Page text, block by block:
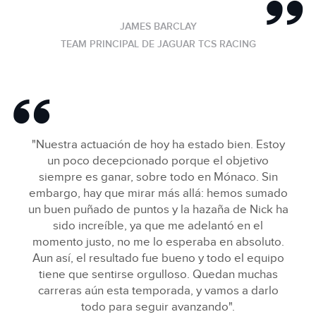
JAMES BARCLAY
TEAM PRINCIPAL DE JAGUAR TCS RACING
"Nuestra actuación de hoy ha estado bien. Estoy
un poco decepcionado porque el objetivo
siempre es ganar, sobre todo en Mónaco. Sin
embargo, hay que mirar más allá: hemos sumado
un buen puñado de puntos y la hazaña de Nick ha
sido increíble, ya que me adelantó en el
momento justo, no me lo esperaba en absoluto.
Aun así, el resultado fue bueno y todo el equipo
tiene que sentirse orgulloso. Quedan muchas
carreras aún esta temporada, y vamos a darlo
todo para seguir avanzando".